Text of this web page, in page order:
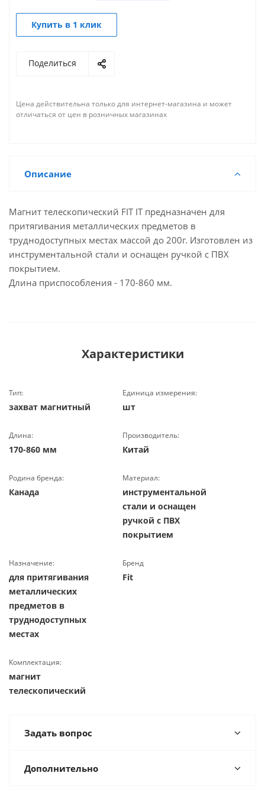
Купить в 1 клик
Поделиться
Цена действительна только для интернет-магазина и может
отличаться от цен в розничных магазинах
Описание
Магнит телескопический FIT IT предназначен для
притягивания металлических предметов в
труднодоступных местах массой до 200г. Изготовлен из
инструментальной стали и оснащен ручкой с ПВХ
покрытием.
Длина приспособления - 170-860 мм.
Характеристики
Тип:
захват магнитный
Единица измерения:
шт
Длина:
170-860 мм
Производитель:
Китай
Родина бренда:
Канада
Материал:
инструментальной
стали и оснащен
ручкой с ПВХ
покрытием
Назначение:
для притягивания
металлических
предметов в
труднодоступных
местах
Бренд
Fit
Комплектация:
магнит
телескопический
Задать вопрос
Дополнительно